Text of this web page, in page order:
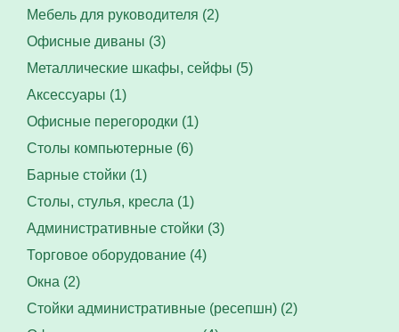
Мебель для руководителя (2)
Офисные диваны (3)
Металлические шкафы, сейфы (5)
Аксессуары (1)
Офисные перегородки (1)
Столы компьютерные (6)
Барные стойки (1)
Столы, стулья, кресла (1)
Административные стойки (3)
Торговое оборудование (4)
Окна (2)
Стойки административные (ресепшн) (2)